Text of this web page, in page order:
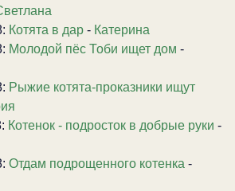
Котята в дар - Катерина
Молодой пёс Тоби ищет дом -
Рыжие котята-проказники ищут
Котенок - подросток в добрые руки -
Отдам подрощенного котенка -